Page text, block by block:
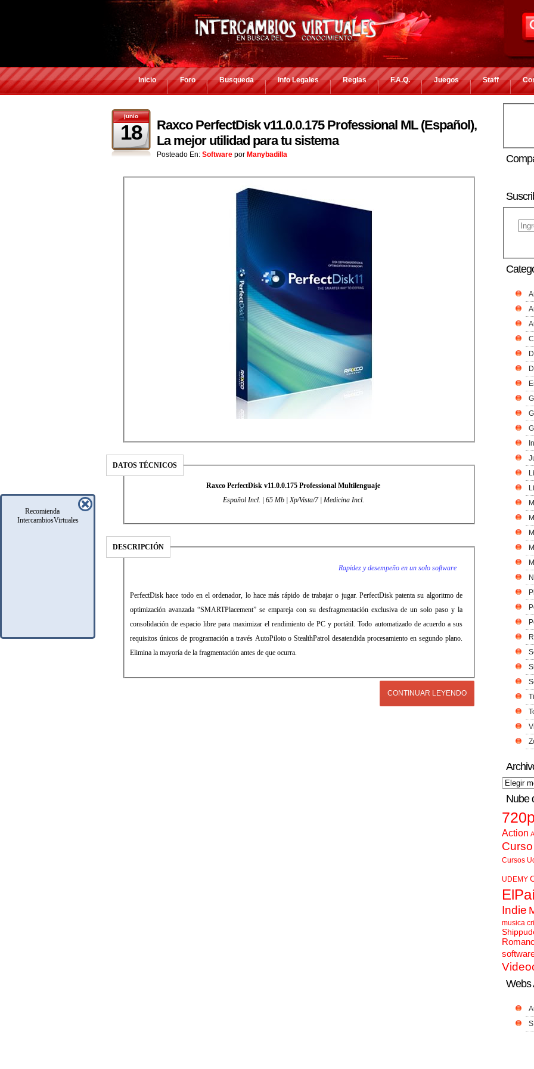
Recomienda
IntercambiosVirtuales
Inicio Foro Busqueda Info Legales Reglas F.A.Q. Juegos Staff
junio
18
Raxco PerfectDisk v11.0.0.175 Professional ML (Español),
La mejor utilidad para tu sistema
Posteado En: Software por Manybadilla
DATOS TÉCNICOS
Raxco PerfectDisk v11.0.0.175 Professional Multilenguaje
Español Incl. | 65 Mb | Xp/Vista/7 | Medicina Incl.
DESCRIPCIÓN
Rapidez y desempeño en un solo software
PerfectDisk hace todo en el ordenador, lo hace más rápido de trabajar o jugar. PerfectDisk patenta su algoritmo de
optimización avanzada “SMARTPlacement” se empareja con su desfragmentación exclusiva de un solo paso y la
consolidación de espacio libre para maximizar el rendimiento de PC y portátil. Todo automatizado de acuerdo a sus
requisitos únicos de programación a través AutoPiloto o StealthPatrol desatendida procesamiento en segundo plano.
Elimina la mayoría de la fragmentación antes de que ocurra.
CONTINUAR LEYENDO
Nube
Action
Cursos
UDEMY
Indie
musica
Webs